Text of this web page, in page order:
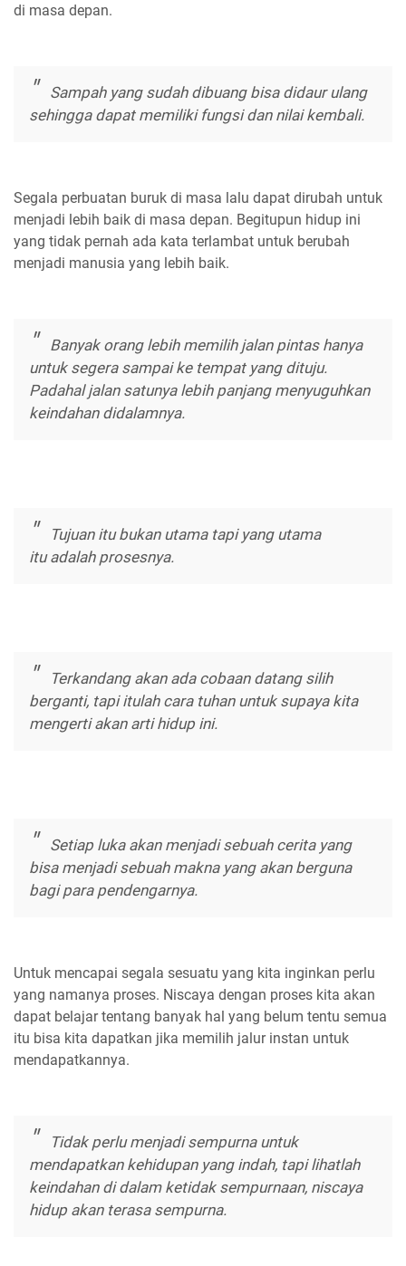
di masa depan.
Sampah yang sudah dibuang bisa didaur ulang
sehingga dapat memiliki fungsi dan nilai kembali.
Segala perbuatan buruk di masa lalu dapat dirubah untuk
menjadi lebih baik di masa depan. Begitupun hidup ini
yang tidak pernah ada kata terlambat untuk berubah
menjadi manusia yang lebih baik.
Banyak orang lebih memilih jalan pintas hanya
untuk segera sampai ke tempat yang dituju.
Padahal jalan satunya lebih panjang menyuguhkan
keindahan didalamnya.
Tujuan itu bukan utama tapi yang utama
itu adalah prosesnya.
Terkandang akan ada cobaan datang silih
berganti, tapi itulah cara tuhan untuk supaya kita
mengerti akan arti hidup ini.
Setiap luka akan menjadi sebuah cerita yang
bisa menjadi sebuah makna yang akan berguna
bagi para pendengarnya.
Untuk mencapai segala sesuatu yang kita inginkan perlu
yang namanya proses. Niscaya dengan proses kita akan
dapat belajar tentang banyak hal yang belum tentu semua
itu bisa kita dapatkan jika memilih jalur instan untuk
mendapatkannya.
Tidak perlu menjadi sempurna untuk
mendapatkan kehidupan yang indah, tapi lihatlah
keindahan di dalam ketidak sempurnaan, niscaya
hidup akan terasa sempurna.